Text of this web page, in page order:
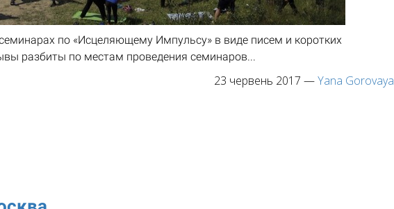
по «Исцеляющему Импульсу» в виде писем и коротких
разбиты по местам проведения семинаров...
23 червень 2017 —Yana Gorovaya